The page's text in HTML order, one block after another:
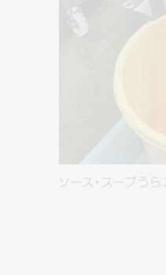
ソース・スープうらご